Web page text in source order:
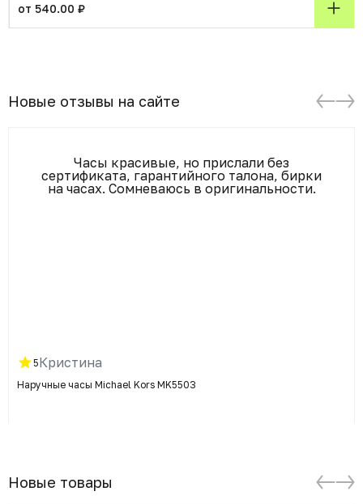
от 540.00 ₽
Новые отзывы на сайте
Часы красивые, но прислали без
сертификата, гарантийного талона, бирки
на часах. Сомневаюсь в оригинальности.
5Кристина
Наручные часы Michael Kors MK5503
Новые товары